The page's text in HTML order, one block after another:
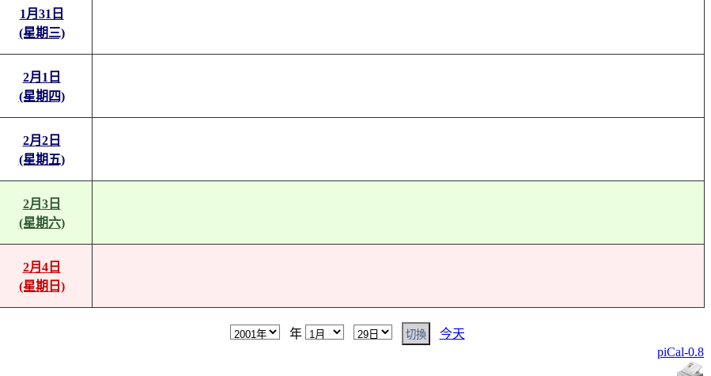
1月31日
(星期三)
2月1日
(星期四)
2月2日
(星期五)
2月3日
(星期六)
2月4日
(星期日)
年
今天
piCal-0.8